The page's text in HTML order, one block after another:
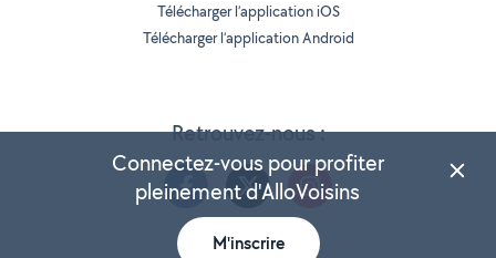
Retrouvez-nous :
Télécharger l’application iOS
Télécharger l’application Android
Connectez-vous pour profiter
pleinement d'AlloVoisins
M'inscrire